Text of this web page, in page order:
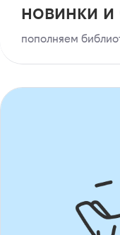
новинки
пополняем